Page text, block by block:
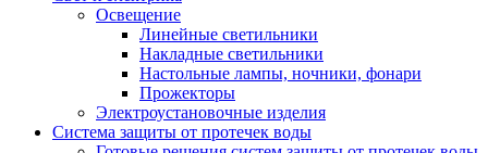
Освещение
Линейные светильники
Накладные светильники
Настольные лампы, ночники, фонари
Прожекторы
Электроустановочные изделия
Система защиты от протечек воды